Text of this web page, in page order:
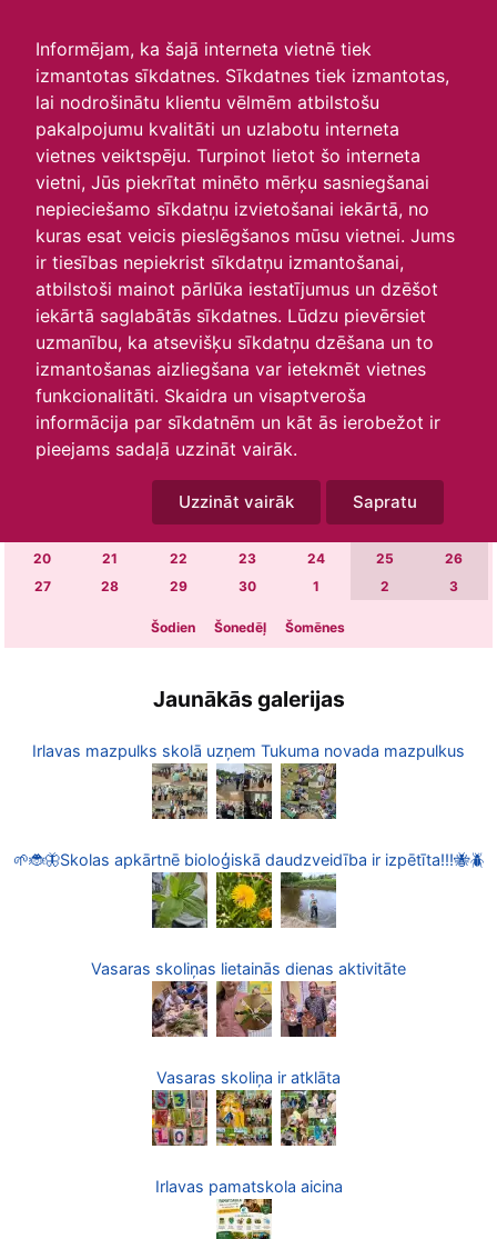
Informējam, ka šajā interneta vietnē tiek
izmantotas sīkdatnes. Sīkdatnes tiek izmantotas,
lai nodrošinātu klientu vēlmēm atbilstošu
pakalpojumu kvalitāti un uzlabotu interneta
vietnes veiktspēju. Turpinot lietot šo interneta
vietni, Jūs piekrītat minēto mērķu sasniegšanai
nepieciešamo sīkdatņu izvietošanai iekārtā, no
kuras esat veicis pieslēgšanos mūsu vietnei. Jums
ir tiesības nepiekrist sīkdatņu izmantošanai,
atbilstoši mainot pārlūka iestatījumus un dzēšot
iekārtā saglabātās sīkdatnes. Lūdzu pievērsiet
uzmanību, ka atsevišķu sīkdatņu dzēšana un to
izmantošanas aizliegšana var ietekmēt vietnes
funkcionalitāti. Skaidra un visaptveroša
informācija par sīkdatnēm un kāt ās ierobežot ir
pieejams sadaļā uzzināt vairāk.
Uzzināt vairāk Sapratu
Skats :
Aktuālie
Šodien Šonedēļ
Šomēnes
Arhīvs
O T S
8 9 11
15 16 17 18
20
21 22 23 24 25
26
27
28 29 30 1 2 3
Šodien Šonedēļ Šomēnes
Jaunākās galerijas
Irlavas mazpulks skolā uzņem Tukuma novada mazpulkus
🌱🐞🦋Skolas apkārtnē bioloģiskā daudzveidība ir izpētīta!!!🐝🪲
Vasaras skoliņas lietainās dienas aktivitāte
Vasaras skoliņa ir atklāta
Irlavas pamatskola aicina